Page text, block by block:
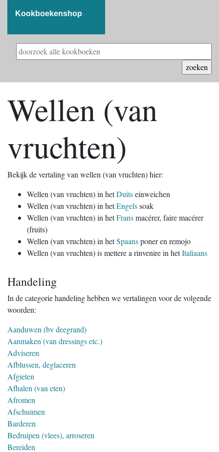
Kookboekenshop
Wellen (van
vruchten)
Bekijk de vertaling van wellen (van vruchten) hier:
Wellen (van vruchten) in hetDuitseinweichen
Wellen (van vruchten) in hetEngelssoak
Wellen (van vruchten) in hetFransmacérer, faire macérer
(fruits)
Wellen (van vruchten) in hetSpaansponer en remojo
Wellen (van vruchten) is mettere a rinvenire in hetItaliaans
Handeling
In de categorie handeling hebben we vertalingen voor de volgende
woorden:
Aanduwen (bv deegrand)
Aanmaken (van dressings etc.)
Adviseren
Afblussen, deglaceren
Afgieten
Afhalen (van eten)
Afromen
Afschuimen
Barderen
Bedruipen (vlees), arroseren
Bereiden